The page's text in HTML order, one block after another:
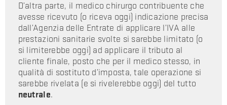
D’altra parte, il medico chirurgo contribuente che
avesse ricevuto (o riceva oggi) indicazione precisa
dall’Agenzia delle Entrate di applicare l’IVA alle
prestazioni sanitarie svolte si sarebbe limitato (o
si limiterebbe oggi) ad applicare il tributo al
cliente finale, posto che per il medico stesso, in
qualità di sostituto d’imposta, tale operazione si
sarebbe rivelata (e si rivelerebbe oggi) del tutto
neutrale.